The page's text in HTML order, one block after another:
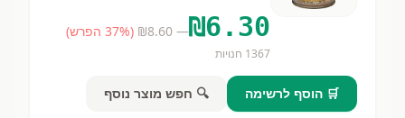
₪6.30
— ₪
8.60
(
37% הפרש)
1367 חנויות
🛒 הוסף לרשימה 🔍 חפש מוצר נוסף